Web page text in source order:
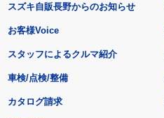
スズキ自販長野からのお知らせ
お客様Voice
スタッフによるクルマ紹介
車検/点検/整備
カタログ請求